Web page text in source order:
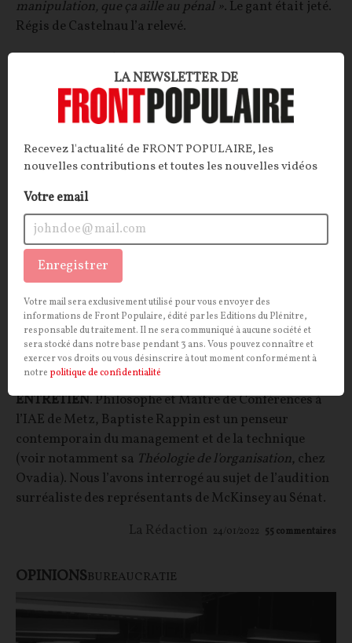
manipulation, que ça aille au pénal ». Le gant était jeté.
Régis de Castelnau l’a relevé.
Régis de CASTELNAU
POLITIQUE MANAGEMENT
Baptiste Rappin : « Les cabinets comme
McKinsey sont les vecteurs infectieux du
management »
ENTRETIEN. Philosophe et Maître de Conférences à
l’IAE de Metz, Baptiste Rappin est un penseur
contemporain du management et de la technique
(voir notamment sa Théologie de l'organisation, chez
Ovadia). Nous l’avons interrogé au sujet de l’audition
surréaliste des représentants de McKinsey au Sénat.
La Rédaction 24/01/2022 55 commentaires
OPINIONSBUREAUCRATIE
LA NEWSLETTER DE
Recevez l'actualité de FRONT POPULAIRE, les
nouvelles contributions et toutes les nouvelles vidéos
Votre email
Enregistrer
Votre mail sera exclusivement utilisé pour vous envoyer des
informations de Front Populaire, édité par les Editions du Plénitre,
responsable du traitement. Il ne sera communiqué à aucune société et
sera stocké dans notre base pendant 3 ans. Vous pouvez connaître et
exercer vos droits ou vous désinscrire à tout moment conformément à
notre politique de confidentialité